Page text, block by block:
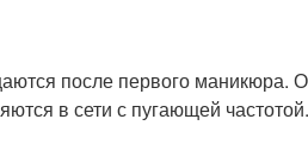
после первого маникюра.
в сети с пугающей